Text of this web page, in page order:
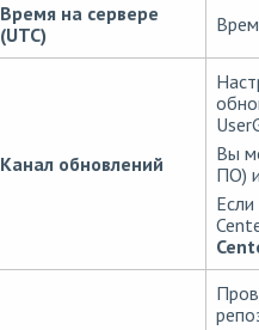
Время на сервере
(UTC)
Канал обновлений
Вы
ПО)